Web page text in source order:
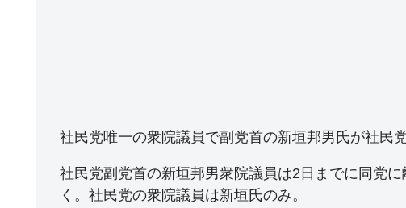
社民党唯一の衆院議員で副党首の新垣邦男氏が社民
社民党副党首の新垣邦男衆院議員は2日までに同党
く。社民党の衆院議員は新垣氏のみ。